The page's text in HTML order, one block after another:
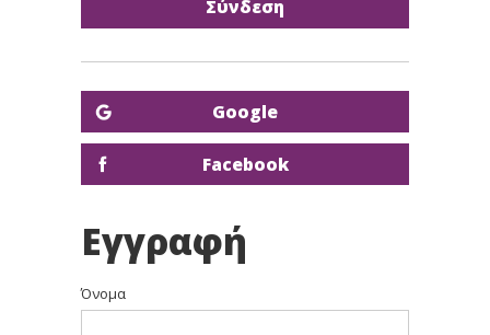
Google
Facebook
Εγγραφή
Όνομα